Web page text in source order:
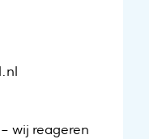
wij reageren